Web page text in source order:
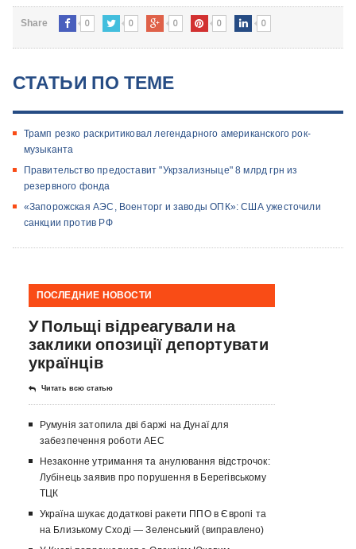
Share 0 0 0 0 0
СТАТЬИ ПО ТЕМЕ
Трамп резко раскритиковал легендарного американского рок-
музыканта
Правительство предоставит "Укрзализныце" 8 млрд грн из
резервного фонда
«Запорожская АЭС, Военторг и заводы ОПК»: США ужесточили
санкции против РФ
ПОСЛЕДНИЕ НОВОСТИ
У Польщі відреагували на
заклики опозиції депортувати
українців
Читать всю статью
Румунія затопила дві баржі на Дунаї для
забезпечення роботи АЕС
Незаконне утримання та анулювання відстрочок:
Лубінець заявив про порушення в Берегівському
ТЦК
Україна шукає додаткові ракети ППО в Європі та
на Близькому Сході — Зеленський (виправлено)